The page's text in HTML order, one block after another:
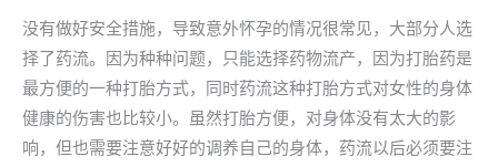
没有做好安全措施，导致意外怀孕的情况很常见，大部分人选
择了药流。因为种种问题，只能选择药物流产，因为打胎药是
最方便的一种打胎方式，同时药流这种打胎方式对女性的身体
健康的伤害也比较小。虽然打胎方便，对身体没有太大的影
响，但也需要注意好好的调养自己的身体，药流以后必须要注